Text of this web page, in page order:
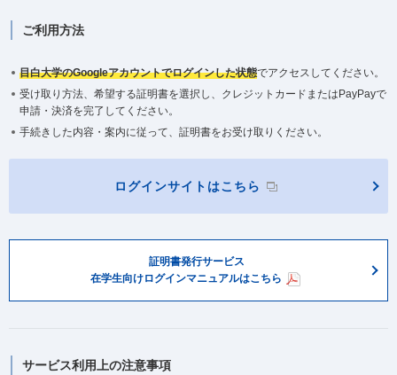
ご利用方法
目白大学のGoogleアカウントでログインした状態でアクセスしてください。
受け取り方法、希望する証明書を選択し、クレジットカードまたはPayPayで
申請・決済を完了してください。
手続きした内容・案内に従って、証明書をお受け取りください。
ログインサイトはこちら
証明書発行サービス
在学生向けログインマニュアルはこちら
サービス利用上の注意事項